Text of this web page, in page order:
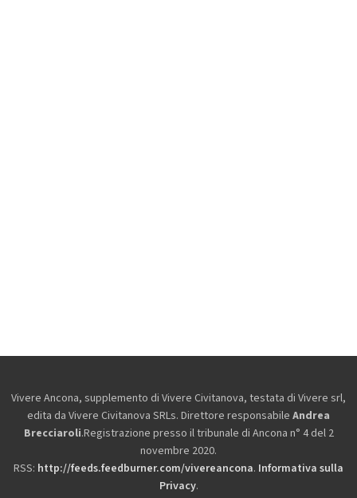
Vivere Ancona, supplemento di Vivere Civitanova, testata di Vivere srl,
edita da Vivere Civitanova SRLs. Direttore responsabile Andrea
Brecciaroli.Registrazione presso il tribunale di Ancona n° 4 del 2
novembre 2020.
RSS: http://feeds.feedburner.com/vivereancona. Informativa sulla
Privacy.